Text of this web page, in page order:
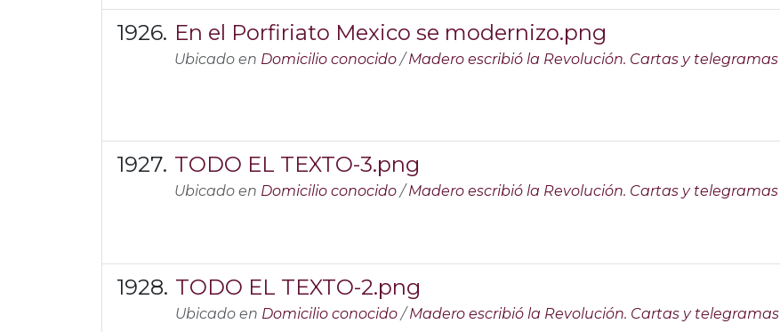
En el Porfiriato Mexico se modernizo.png
Ubicado en Domicilio conocido /Madero escribió la Revolución. Cartas y telegramas
TODO EL TEXTO-3.png
Ubicado en Domicilio conocido /Madero escribió la Revolución. Cartas y telegramas
TODO EL TEXTO-2.png
Ubicado en Domicilio conocido /Madero escribió la Revolución. Cartas y telegramas